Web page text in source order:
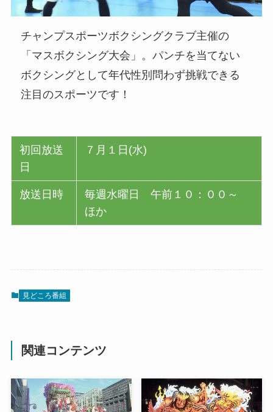
チャンプスポーツボクシングクラブ主催の
「マスボクシング大会」。パンチを当てない
ボクシングとして年代性別問わず挑戦できる
注目のスポーツです！
初回放送
日
７月１日(水)
放送日時
毎週水曜日 午前１０：００～
ほか
見どころ番組
関連コンテンツ